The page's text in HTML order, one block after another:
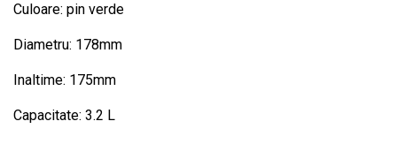
Culoare: pin verde
Diametru: 178mm
Inaltime: 175mm
Capacitate: 3.2 L